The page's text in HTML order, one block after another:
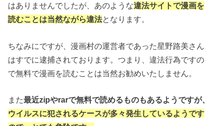
はありませんでしたが、あのような違法サイトで漫画を
読むことは当然ながら違法となります。
ちなみにですが、漫画村の運営者であった星野路美さん
はすでに逮捕されております。つまり、違法行為ですの
で無料で漫画を読むことは当然お勧めいたしません。
また最近zipやrarで無料で読めるものもあるようですが、
ウイルスに犯されるケースが多々発生しているようです